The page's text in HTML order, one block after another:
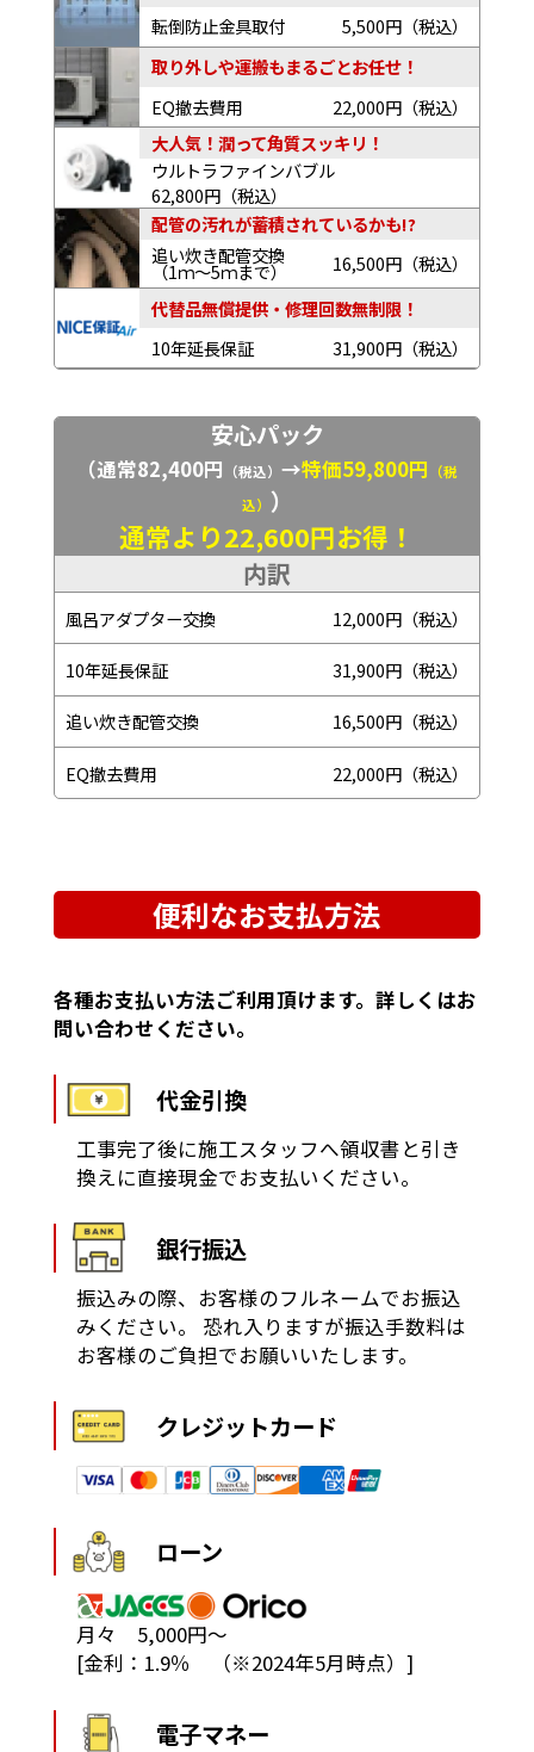
転倒防止金具取付
5,500円（税込）
取り外しや運搬もまるごとお任せ！
EQ撤去費用
22,000円（税込）
大人気！潤って角質スッキリ！
ウルトラファインバブル
62,800円（税込）
配管の汚れが蓄積されているかも!?
追い炊き配管交換
（1ｍ～5ｍまで）
16,500円（税込）
代替品無償提供・修理回数無制限！
10年延長保証
31,900円（税込）
安心パック
（通常82,400円 （税込） →特価59,800円
（税
込） ）
通常より22,600円お得！
内訳
風呂アダプター交換 12,000円（税込）
10年延長保証 31,900円（税込）
追い炊き配管交換 16,500円（税込）
EQ撤去費用 22,000円（税込）
便利なお支払方法
各種お支払い方法ご利用頂けます。詳しくはお
問い合わせください。
代金引換
工事完了後に施工スタッフへ領収書と引き
換えに直接現金でお支払いください。
銀行振込
振込みの際、お客様のフルネームでお振込
みください。
恐れ入りますが振込手数料は
お客様のご負担でお願いいたします。
クレジットカード
ローン
月々 5,000円～
[金利：1.9％ （※2024年5月時点）]
電子マネー